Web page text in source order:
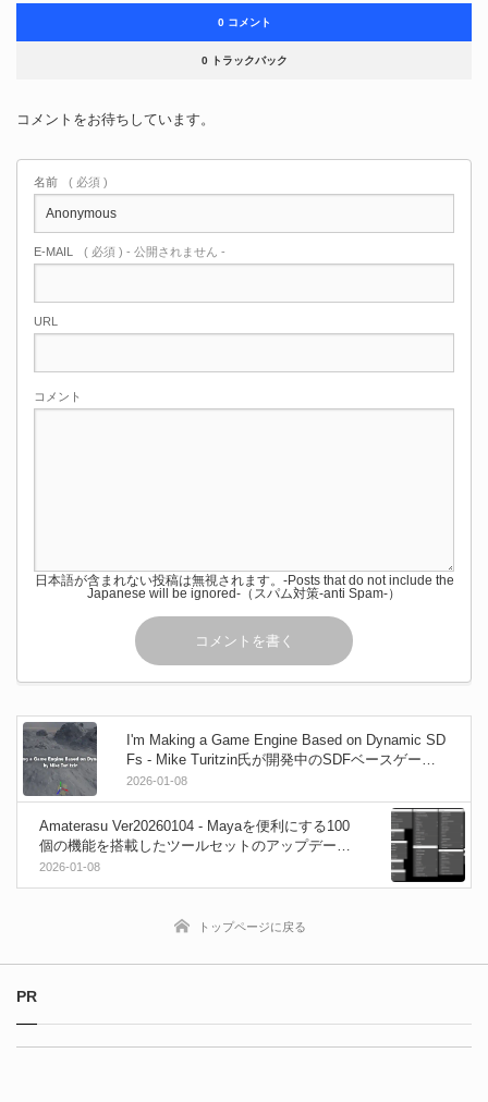
0 コメント
0 トラックバック
コメントをお待ちしています。
名前 ( 必須 )
E-MAIL ( 必須 ) - 公開されません -
URL
コメント
日本語が含まれない投稿は無視されます。-Posts that do not include the
Japanese will be ignored-（スパム対策-anti Spam-）
I'm Making a Game Engine Based on Dynamic SD
Fs - Mike Turitzin氏が開発中のSDFベースゲーム
エンジンの最新進捗状況紹介映像を公開！
2026-01-08
Amaterasu Ver20260104 - Mayaを便利にする100
個の機能を搭載したツールセットのアップデート
が公開！最新のMaya2026にも対応！無料！
2026-01-08
トップページに戻る
PR